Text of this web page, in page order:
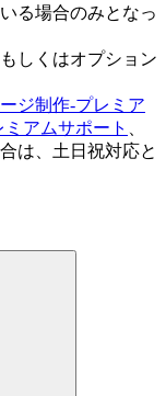
る場合のみとなっ
しくはオプション
ジ制作-プレミア
アムサポート
は、土日祝対応と